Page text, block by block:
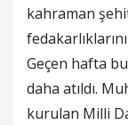
kahraman
Geçen hafta
daha atıldı.
kurulan Milli